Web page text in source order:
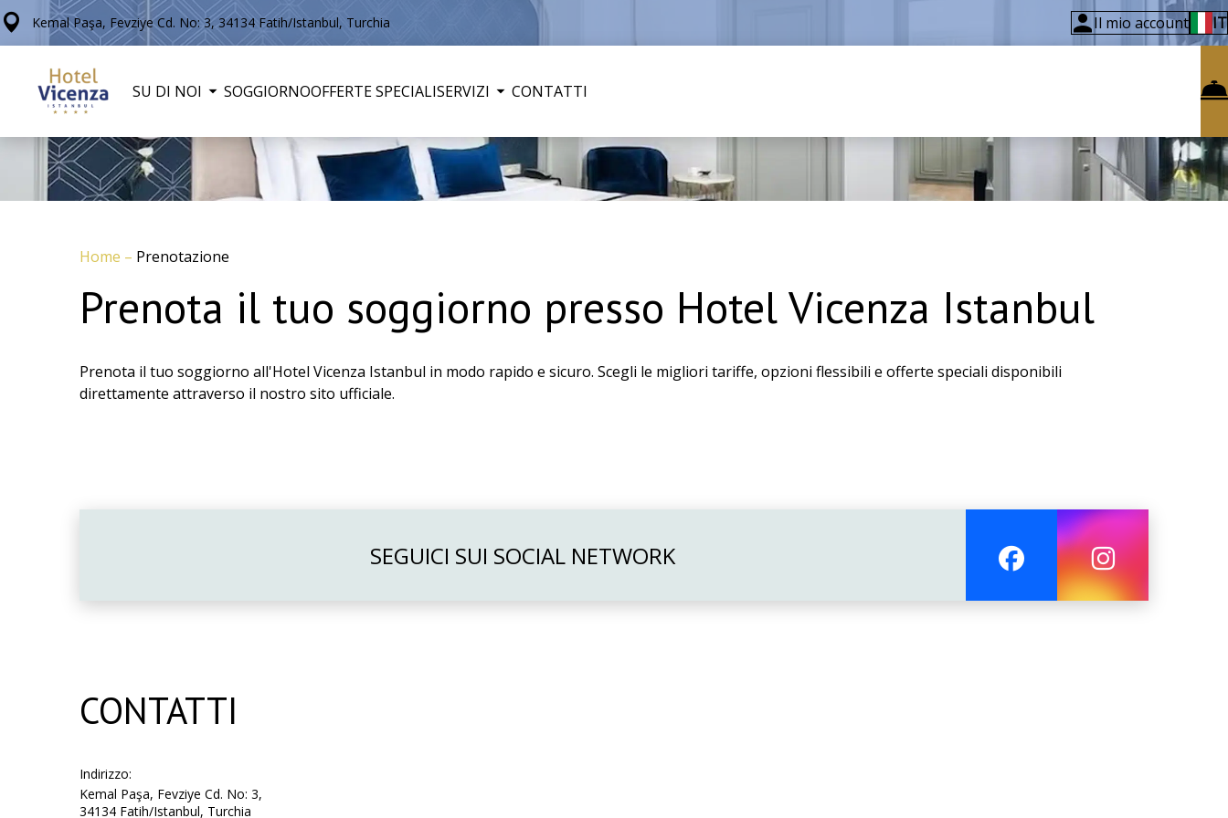
Kemal Paşa, Fevziye Cd. No: 3, 34134 Fatih/Istanbul, Turchia Il mio account IT
SU DI NOI SOGGIORNOOFFERTE SPECIALISERVIZI CONTATTI
Home – Prenotazione
Prenota il tuo soggiorno presso Hotel Vicenza Istanbul
Prenota il tuo soggiorno all'Hotel Vicenza Istanbul in modo rapido e sicuro. Scegli le migliori tariffe, opzioni flessibili e offerte speciali disponibili
direttamente attraverso il nostro sito ufficiale.
SEGUICI SUI SOCIAL NETWORK
CONTATTI
Indirizzo:
Kemal Paşa, Fevziye Cd. No: 3,
34134 Fatih/Istanbul, Turchia